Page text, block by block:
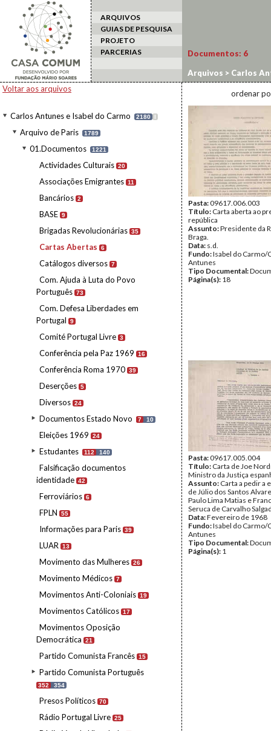
ARQUIVOS
GUIAS DE PESQUISA
PROJETO
PARCERIAS
Voltar aos arquivos
Carlos Antunes e Isabel do Carmo 2180 I
Arquivo de Paris 1789
01.Documentos 1221
Actividades Culturais 20
Associações Emigrantes 11
Bancários 2
BASE 9
Brigadas Revolucionárias 35
Cartas Abertas 6
Catálogos diversos 7
Com. Ajuda à Luta do Povo
Português 73
Com. Defesa Liberdades em
Portugal
9
Comité Portugal Livre 3
Conferência pela Paz 1969 16
Conferência Roma 1970 39
Deserções 5
Diversos 24
Documentos Estado Novo 7 10
Eleições 1969 24
Estudantes 112 140
Falsificação documentos
identidade 42
Ferroviários 6
FPLN 55
Informações para Paris 39
LUAR 13
Movimento das Mulheres 26
Movimento Médicos 7
Movimentos Anti-Coloniais 19
Movimentos Católicos 17
Movimentos Oposição
Democrática
21
Partido Comunista Francês 15
Partido Comunista Português
352 354
Presos Políticos 70
Rádio Portugal Livre 25
Documentos: 6
Arquivos > Carlos
ordenar
Pasta:09617.006.003
Título: Carta aberta ao
república
Assunto:Presidente da
Braga.
Data: s.d.
Fundo:Isabel do Carmo/
Antunes
Tipo Documental:
Página(s): 18
Pasta:09617.005.004
Título: Carta de Joe
Ministro da Justiça
Assunto: Carta a pedir a
de Júlio dos Santos
Paulo Lima Matias e
Seruca de Carvalho
Data:Fevereiro de 1968
Fundo:Isabel do Carmo/
Antunes
Tipo Documental:
Página(s): 1